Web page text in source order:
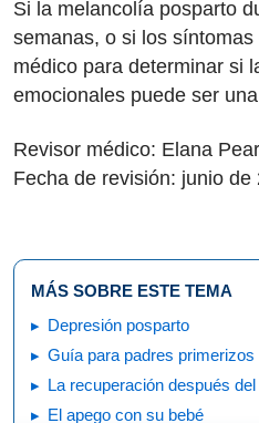
Si la melancolía posparto
semanas, o si los
médico para determinar si
emocionales puede ser una
Revisor médico: Elana
Fecha de revisión: junio de
MÁS SOBRE ESTE TEMA
Depresión posparto
Guía para padres primerizos
La recuperación después
El apego con su bebé